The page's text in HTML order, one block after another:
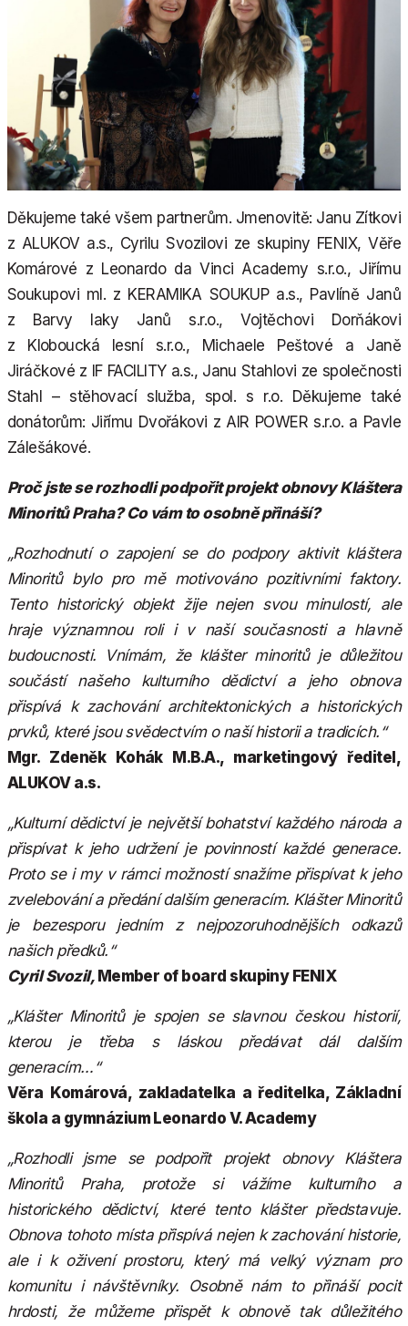
Děkujeme také všem partnerům. Jmenovitě: Janu Zítkovi
z ALUKOV a.s., Cyrilu Svozilovi ze skupiny FENIX, Věře
Komárové z Leonardo da Vinci Academy s.r.o., Jiřímu
Soukupovi ml. z KERAMIKA SOUKUP a.s., Pavlíně Janů
z Barvy laky Janů s.r.o., Vojtěchovi Dorňákovi
z Kloboucká lesní s.r.o., Michaele Peštové a Janě
Jiráčkové z IF FACILITY a.s., Janu Stahlovi ze společnosti
Stahl – stěhovací služba, spol. s r.o. Děkujeme také
donátorům: Jiřímu Dvořákovi z AIR POWER s.r.o. a Pavle
Zálešákové.
Proč jste se rozhodli podpořit projekt obnovy Kláštera
Minoritů Praha? Co vám to osobně přináší?
„Rozhodnutí o zapojení se do podpory aktivit kláštera
Minoritů bylo pro mě motivováno pozitivními faktory.
Tento historický objekt žije nejen svou minulostí, ale
hraje významnou roli i v naší současnosti a hlavně
budoucnosti. Vnímám, že klášter minoritů je důležitou
součástí našeho kulturního dědictví a jeho obnova
přispívá k zachování architektonických a historických
prvků, které jsou svědectvím o naší historii a tradicích.“
Mgr. Zdeněk Kohák M.B.A., marketingový ředitel,
ALUKOV a.s.
„Kulturní dědictví je největší bohatství každého národa a
přispívat k jeho udržení je povinností každé generace.
Proto se i my v rámci možností snažíme přispívat k jeho
zvelebování a předání dalším generacím. Klášter Minoritů
je bezesporu jedním z nejpozoruhodnějších odkazů
našich předků.“
Cyril Svozil, Member of board skupiny FENIX
„Klášter Minoritů je spojen se slavnou českou historií,
kterou je třeba s láskou předávat dál dalším
generacím…“
Věra Komárová, zakladatelka a ředitelka, Základní
škola a gymnázium Leonardo V. Academy
„Rozhodli jsme se podpořit projekt obnovy Kláštera
Minoritů Praha, protože si vážíme kulturního a
historického dědictví, které tento klášter představuje.
Obnova tohoto místa přispívá nejen k zachování historie,
ale i k oživení prostoru, který má velký význam pro
komunitu i návštěvníky. Osobně nám to přináší pocit
hrdosti, že můžeme přispět k obnově tak důležitého